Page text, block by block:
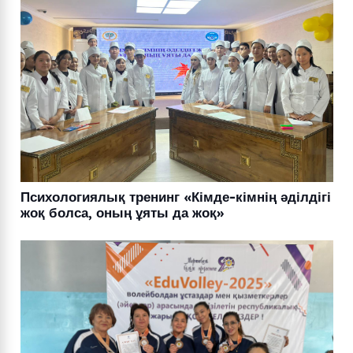
Психологиялық тренинг «Кімде-кімнің әділдігі
жоқ болса, оның ұяты да жоқ»